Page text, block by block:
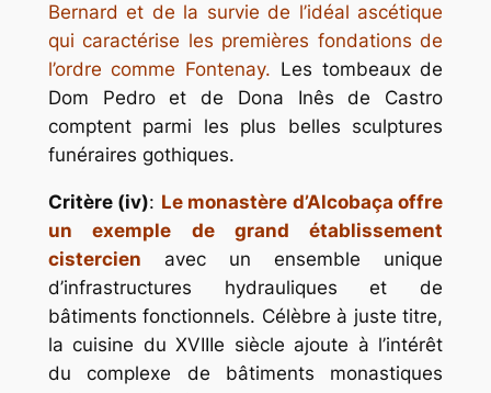
Bernard et de la survie de l’idéal ascétique
qui caractérise les premières fondations de
l’ordre comme Fontenay. Les tombeaux de
Dom Pedro et de Dona Inês de Castro
comptent parmi les plus belles sculptures
funéraires gothiques.
Critère (iv): Le monastère d’Alcobaça offre
un exemple de grand établissement
cistercien avec un ensemble unique
d’infrastructures hydrauliques et de
bâtiments fonctionnels. Célèbre à juste titre,
la cuisine du XVIIIe siècle ajoute à l’intérêt
du complexe de bâtiments monastiques